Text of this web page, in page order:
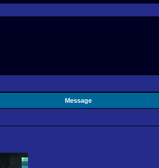
Message